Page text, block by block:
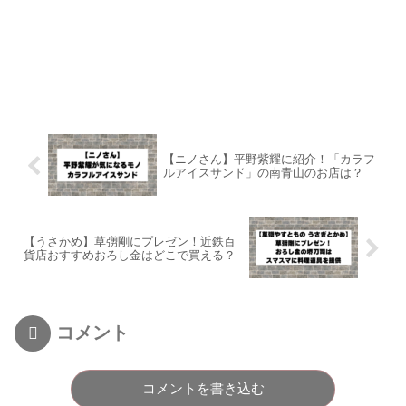
【ニノさん】平野紫耀に紹介！「カラフ
ルアイスサンド」の南青山のお店は？
【うさかめ】草彅剛にプレゼン！近鉄百
貨店おすすめおろし金はどこで買える？
コメント
コメントを書き込む